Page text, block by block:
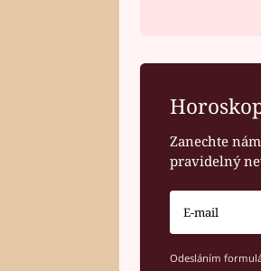
Zanechte
pravidelný
Odesláním